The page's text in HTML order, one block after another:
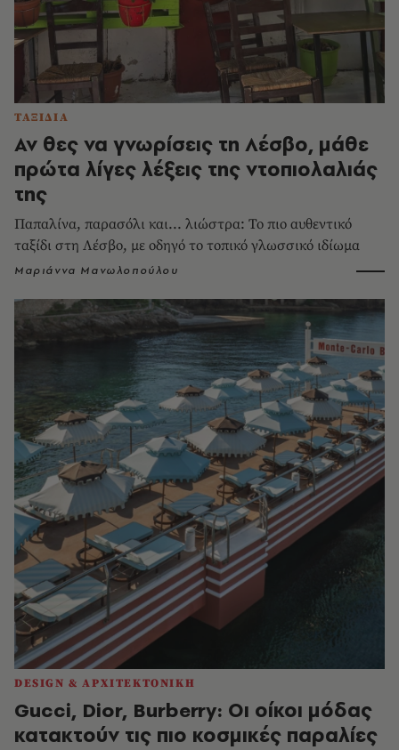
ΤΑΞΙΔΙΑ
Αν θες να γνωρίσεις τη Λέσβο, μάθε
πρώτα λίγες λέξεις της ντοπιολαλιάς
της
Παπαλίνα, παρασόλι και... λιώστρα: Το πιο αυθεντικό
ταξίδι στη Λέσβο, με οδηγό το τοπικό γλωσσικό ιδίωμα
Μαριάννα Μανωλοπούλου
DESIGN & ΑΡΧΙΤΕΚΤΟΝΙΚΗ
Gucci, Dior, Burberry: Οι οίκοι μόδας
κατακτούν τις πιο κοσμικές παραλίες